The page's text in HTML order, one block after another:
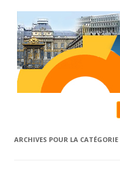
ARCHIVES POUR LA CATÉGORIE